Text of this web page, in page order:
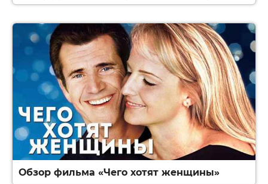
Обзор фильма «Чего хотят женщины»